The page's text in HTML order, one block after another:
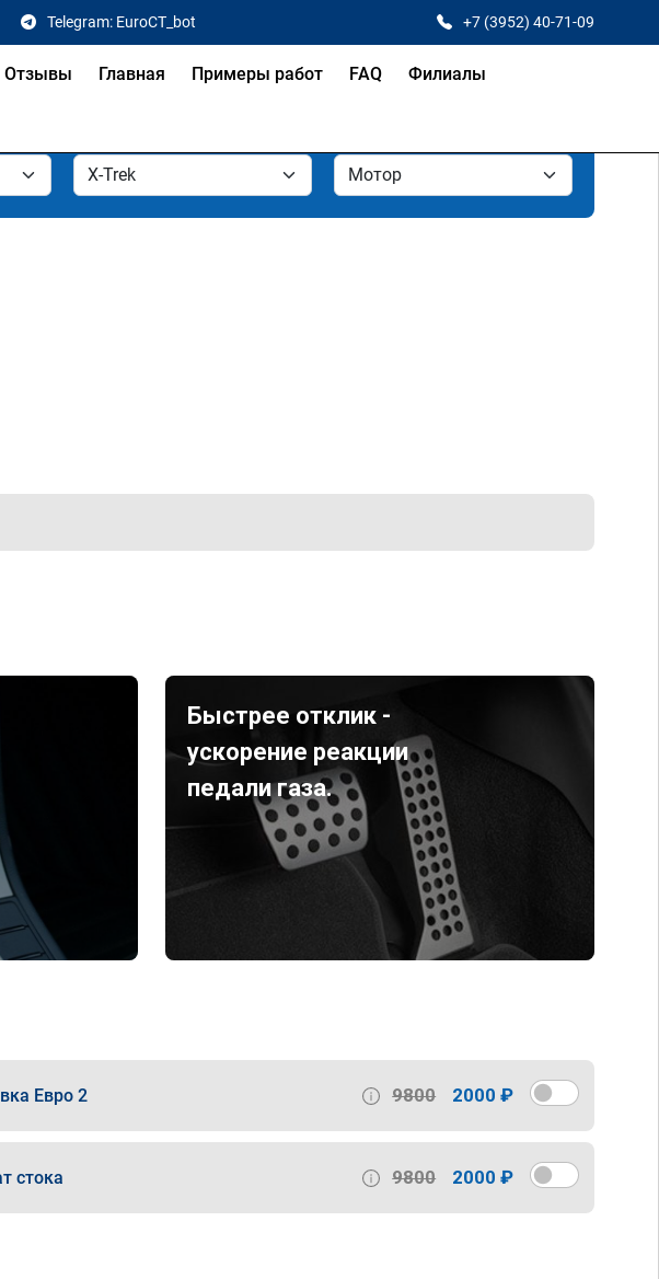
Telegram: EuroCT_bot +7 (3952) 40-71-09
Отзывы Главная Примеры работ FAQ Филиалы
Быстрее отклик -
ускорение реакции
педали газа.
Евро 2 9800 2000 ₽
стока 9800 2000 ₽